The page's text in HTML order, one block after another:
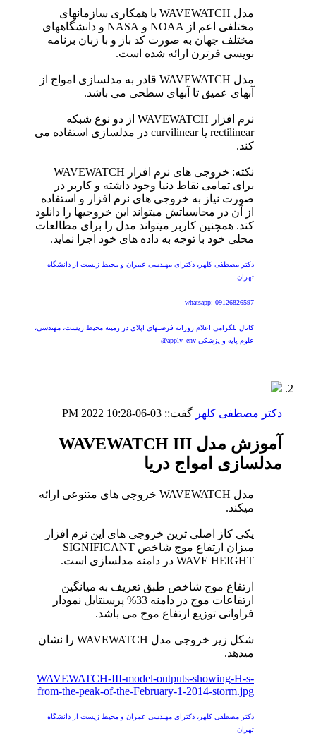
مدل WAVEWATCH با همکاری سازمانهای
مختلفی اعم از NOAA و NASA و دانشگاههای
مختلف جهان به صورت کد باز و با زبان برنامه
نویسی فرترن ارائه شده است.
مدل WAVEWATCH قادر به مدلسازی امواج از
آبهای عمیق تا آبهای سطحی می باشد.
نرم افزار WAVEWATCH از دو نوع شبکه
rectilinear یا curvilinear در مدلسازی استفاده می
کند.
نکته: خروجی های نرم افزار WAVEWATCH
برای تمامی نقاط دنیا وجود داشته و کاربر در
صورت نیاز به خروجی های نرم افزار و استفاده
از آن در محاسباتش میتواند این خروجیها را دانلود
کند. همچنین کاربر میتواند مدل را برای مطالعات
محلی خود با توجه به داده های خود اجرا نماید.
دکتر مصطفی کلهر، دکترای مهندسی عمران و محیط زیست از دانشگاه
تهران
whatsapp: 09126826597
کانال تلگرامی اعلام روزانه فرصتهای اپلای در زمینه محیط زیست، مهندسی،
علوم پایه و پزشکی apply_env@
دکتر مصطفی کلهر گفت:: 03-06-2022
10:28 PM
آموزش مدل WAVEWATCH III
مدلسازی امواج دریا
مدل WAVEWATCH خروجی های متنوعی ارائه
میکند.
یکی کاز اصلی ترین خروجی های این نرم افزار
میزان ارتفاع موج شاخص SIGNIFICANT
WAVE HEIGHT در دامنه مدلسازی است.
ارتفاع موج شاخص طبق تعریف به میانگین
ارتفاعات موج در دامنه 33% پرسنتایل نمودار
فراوانی توزیع ارتفاع موج می باشد.
شکل زیر خروجی مدل WAVEWATCH را نشان
میدهد.
WAVEWATCH-III-model-outputs-showing-H-s-
from-the-peak-of-the-February-1-2014-storm.jpg
دکتر مصطفی کلهر، دکترای مهندسی عمران و محیط زیست از دانشگاه
تهران